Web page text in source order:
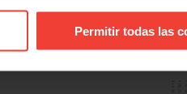
Permitir todas las
incendios forestales